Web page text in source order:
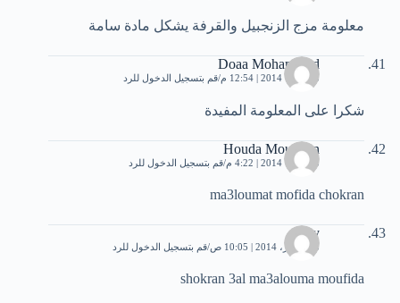
معلومة مزج الزنجبيل والقرفة يشكل مادة سامة
Doaa Mohammed
5 فبراير، 2014 | 12:54 م قم بتسجيل الدخول للرد
شكرا على المعلومة المفيدة
Houda Moudden
5 فبراير، 2014 | 4:22 م قم بتسجيل الدخول للرد
ma3loumat mofida chokran
may
13 فبراير، 2014 | 10:05 ص قم بتسجيل الدخول للرد
shokran 3al ma3alouma moufida